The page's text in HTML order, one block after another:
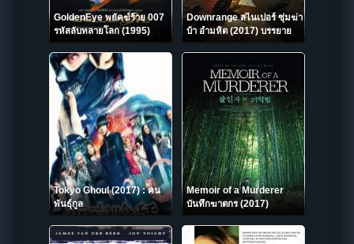
GoldenEye พยัคฆ์ร้าย 007
รหัสลับทลายโลก (1995)
(James Bond 007 ภาค 17)
Downrange สไนเปอร์ ซุ่มฆ่า
บ้า อำมหิต (2017) บรรยาย
ไทย
Tokyo Ghoul (2017) : คน
พันธุ์กูล
Memoir of a Murderer
บันทึกฆาตกร (2017)